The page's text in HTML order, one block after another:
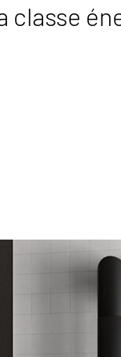
classe